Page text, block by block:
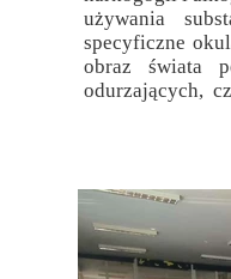
używania
specyficzne
obraz świata
odurzających,